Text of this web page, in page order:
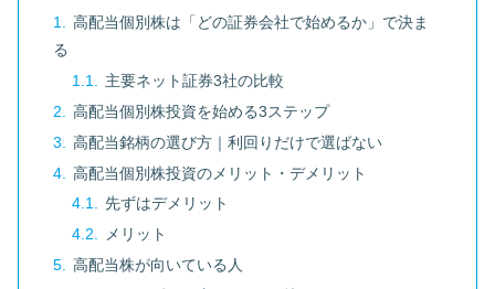
高配当個別株は「どの証券会社で始めるか」で決ま
る
主要ネット証券3社の比較
高配当個別株投資を始める3ステップ
高配当銘柄の選び方｜利回りだけで選ばない
高配当個別株投資のメリット・デメリット
先ずはデメリット
メリット
高配当株が向いている人